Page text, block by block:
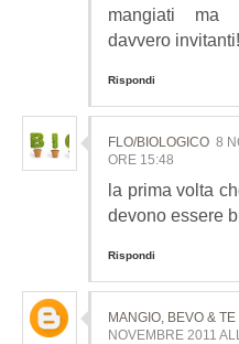
mangiati ma
davvero
Rispondi
FLO/BIOLOGICO 8
ORE 15:48
la prima volta
devono essere
Rispondi
MANGIO, BEVO &
NOVEMBRE 2011